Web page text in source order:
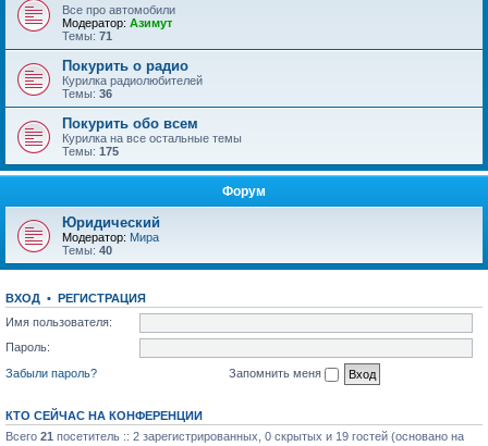
Все про автомобили
Модератор: Азимут
Темы: 71
Покурить о радио
Курилка радиолюбителей
Темы: 36
Покурить обо всем
Курилка на все остальные темы
Темы: 175
Форум
Юридический
Модератор: Мира
Темы: 40
ВХОД • РЕГИСТРАЦИЯ
Имя пользователя:
Пароль:
Забыли пароль?
Запомнить меня
КТО СЕЙЧАС НА КОНФЕРЕНЦИИ
Всего 21 посетитель :: 2 зарегистрированных, 0 скрытых и 19 гостей (основано на